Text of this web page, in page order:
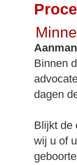
Binnen
dagen
Blijkt de
wij u of